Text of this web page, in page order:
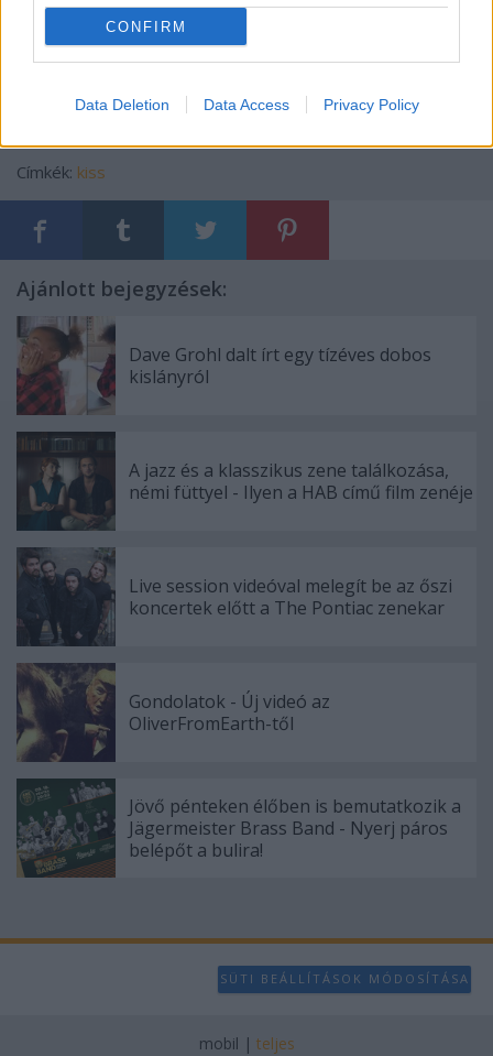
CONFIRM
Data Deletion Data Access Privacy Policy
Címkék: kiss
Ajánlott bejegyzések:
Dave Grohl dalt írt egy tízéves dobos
kislányról
A jazz és a klasszikus zene találkozása,
némi füttyel - Ilyen a HAB című film zenéje
Live session videóval melegít be az őszi
koncertek előtt a The Pontiac zenekar
Gondolatok - Új videó az
OliverFromEarth-től
Jövő pénteken élőben is bemutatkozik a
Jägermeister Brass Band - Nyerj páros
belépőt a bulira!
SÜTI BEÁLLÍTÁSOK MÓDOSÍTÁSA
mobil | teljes